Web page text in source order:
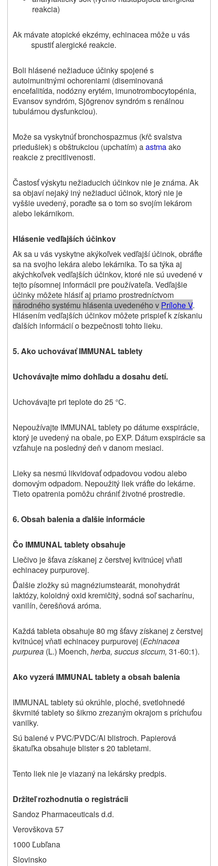
reakcia)
Ak mávate atopické ekzémy, echinacea môže u vás
spustiť alergické reakcie.
Boli hlásené nežiaduce účinky spojené s
autoimunitnými ochoreniami (diseminovaná
encefalitída, nodózny erytém, imunotrombocytopénia,
Evansov syndróm, Sjögrenov syndróm s renálnou
tubulárnou dysfunkciou).
Može sa vyskytnúť bronchospazmus (kŕč svalstva
priedušiek) s obštrukciou (upchatím) aastmaako
reakcie z precitlivenosti.
Častosť výskytu nežiaducich účinkov nie je známa. Ak
sa objaví nejaký iný nežiaduci účinok, ktorý nie je
vyššie uvedený, poraďte sa o tom so svojím lekárom
alebo lekárnikom.
Hlásenie vedľajších účinkov
Ak sa u vás vyskytne akýkoľvek vedľajší účinok, obráťte
sa na svojho lekára alebo lekárnika. To sa týka aj
akýchkoľvek vedľajších účinkov, ktoré nie sú uvedené v
tejto písomnej informácii pre používateľa. Vedľajšie
účinky môžete hlásiť aj priamo prostredníctvom
národného systému hlásenia uvedeného v Prílohe V.
Hlásením vedľajších účinkov môžete prispieť k získaniu
ďalších informácií o bezpečnosti tohto lieku.
5. Ako uchovávať IMMUNAL tablety
Uchovávajte mimo dohľadu a dosahu detí.
Uchovávajte pri teplote do 25 °C.
Nepoužívajte IMMUNAL tablety po dátume exspirácie,
ktorý je uvedený na obale, po EXP. Dátum exspirácie sa
vzťahuje na posledný deň v danom mesiaci.
Lieky sa nesmú likvidovať odpadovou vodou alebo
domovým odpadom. Nepoužitý liek vráťte do lekárne.
Tieto opatrenia pomôžu chrániť životné prostredie.
6. Obsah balenia a ďalšie informácie
Čo IMMUNAL tablety obsahuje
Liečivo ješťava získanej z čerstvej kvitnúcej vňati
echinacey purpurovej.
Ďalšie zložky sú magnéziumstearát, monohydrát
laktózy, koloidný oxid kremičitý, sodná soľ sacharínu,
vanilín, čerešňová aróma.
Každá tableta obsahuje 80 mg šťavy získanej z čerstvej
kvitnúcej vňati echinacey purpurovej (Echinacea
purpurea (L.) Moench, herba, succus siccum, 31-60:1).
Ako vyzerá IMMUNAL tablety a obsah balenia
IMMUNAL tablety sú okrúhle, ploché, svetlohnedé
škvrnité tablety so šikmo zrezaným okrajom s príchuťou
vanilky.
Sú balené v PVC/PVDC/Al blistroch. Papierová
škatuľka obsahuje blister s 20 tabletami.
Tento liek nie je viazaný na lekársky predpis.
Držiteľ rozhodnutia o registrácii
Sandoz Pharmaceuticals d.d.
Verovškova 57
1000 Ľubľana
Slovinsko